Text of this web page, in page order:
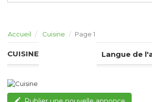
Accueil Cuisine Page 1
CUISINE Langue de